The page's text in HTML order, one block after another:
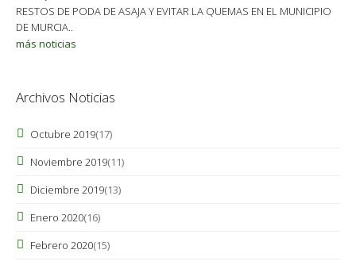
RESTOS DE PODA DE ASAJA Y EVITAR LA QUEMAS EN EL MUNICIPIO
DE MURCIA..
más noticias
Archivos Noticias
Octubre 2019(17)
Noviembre 2019(11)
Diciembre 2019(13)
Enero 2020(16)
Febrero 2020(15)